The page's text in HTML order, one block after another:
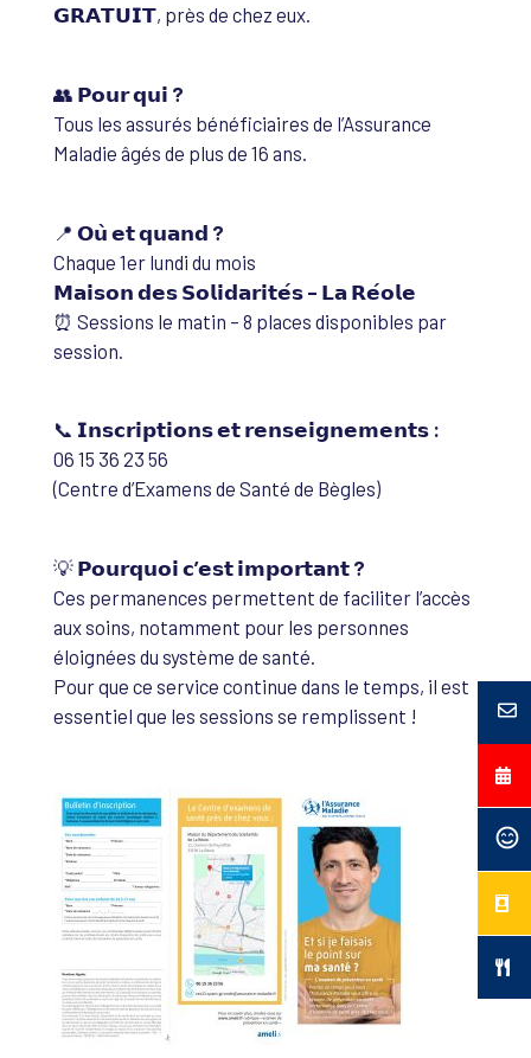
𝗚𝗥𝗔𝗧𝗨𝗜𝗧, près de chez eux.
👥 𝗣𝗼𝘂𝗿 𝗾𝘂𝗶 ?
Tous les assurés bénéficiaires de l’Assurance
Maladie âgés de plus de 16 ans.
📍 𝗢𝘂̀ 𝗲𝘁 𝗾𝘂𝗮𝗻𝗱 ?
Chaque 1er lundi du mois
𝗠𝗮𝗶𝘀𝗼𝗻 𝗱𝗲𝘀 𝗦𝗼𝗹𝗶𝗱𝗮𝗿𝗶𝘁𝗲́𝘀 – 𝗟𝗮 𝗥𝗲́𝗼𝗹𝗲
⏰ Sessions le matin – 8 places disponibles par
session.
📞 𝗜𝗻𝘀𝗰𝗿𝗶𝗽𝘁𝗶𝗼𝗻𝘀 𝗲𝘁 𝗿𝗲𝗻𝘀𝗲𝗶𝗴𝗻𝗲𝗺𝗲𝗻𝘁𝘀 :
06 15 36 23 56
(Centre d’Examens de Santé de Bègles)
💡 𝗣𝗼𝘂𝗿𝗾𝘂𝗼𝗶 𝗰’𝗲𝘀𝘁 𝗶𝗺𝗽𝗼𝗿𝘁𝗮𝗻𝘁 ?
Ces permanences permettent de faciliter l’accès
aux soins, notamment pour les personnes
éloignées du système de santé.
Pour que ce service continue dans le temps, il est
essentiel que les sessions se remplissent !